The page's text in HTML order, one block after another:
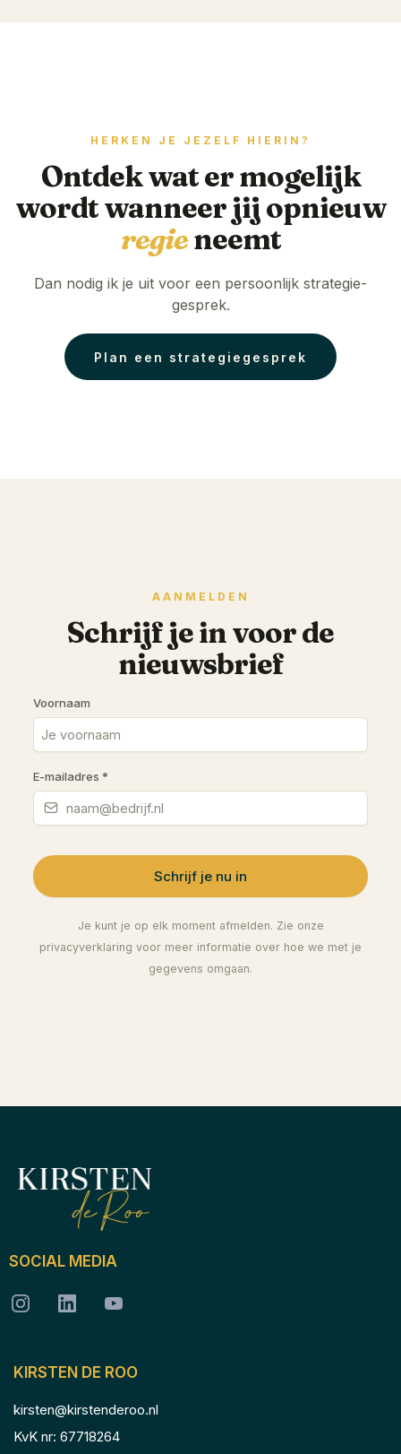
HERKEN JE JEZELF HIERIN?
Ontdek wat er mogelijk
wordt wanneer jij opnieuw
regieneemt
Dan nodig ik je uit voor een persoonlijk strategie-
gesprek.
Plan een strategiegesprek
AANMELDEN
Schrijf je in voor de
nieuwsbrief
Voornaam
E-mailadres *
Schrijf je nu in
Je kunt je op elk moment afmelden. Zie onze
privacyverklaring voor meer informatie over hoe we met je
gegevens omgaan.
SOCIAL MEDIA
KIRSTEN DE ROO
kirsten@kirstenderoo.nl
KvK nr: 67718264